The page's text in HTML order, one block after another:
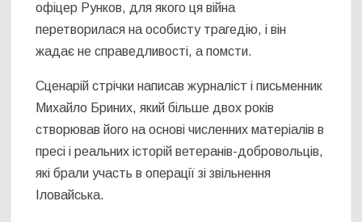
офіцер Рунков, для якого ця війна
перетворилася на особисту трагедію, і він
жадає не справедливості, а помсти.
Сценарій стрічки написав журналіст і письменник
Михайло Бриних, який більше двох років
створював його на основі численних матеріалів в
пресі і реальних історій ветеранів-добровольців,
які брали участь в операції зі звільнення
Іловайська.